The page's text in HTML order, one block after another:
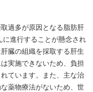
過多が原因となる脂肪肝
進行することが懸念され
臓の組織を採取する肝生
実施できないため、負担
ています。また、主な治
薬物療法がないため、世